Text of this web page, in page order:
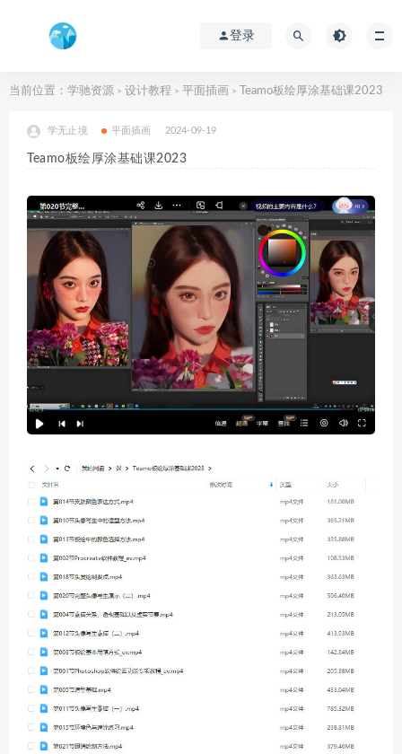
登录
当前位置： 学驰资源 > 设计教程 > 平面插画 > Teamo板绘厚涂基础课2023
学无止境 平面插画 2024-09-19
Teamo板绘厚涂基础课2023